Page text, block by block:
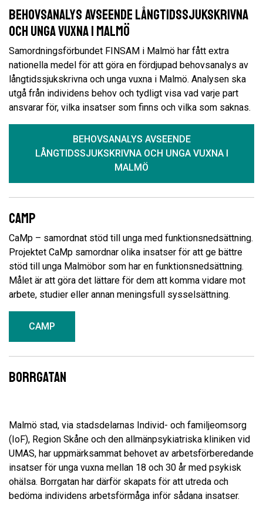
Behovsanalys avseende långtidssjukskrivna
och unga vuxna i Malmö
Samordningsförbundet FINSAM i Malmö har fått extra
nationella medel för att göra en fördjupad behovsanalys av
långtidssjukskrivna och unga vuxna i Malmö. Analysen ska
utgå från individens behov och tydligt visa vad varje part
ansvarar för, vilka insatser som finns och vilka som saknas.
BEHOVSANALYS AVSEENDE
LÅNGTIDSSJUKSKRIVNA OCH UNGA VUXNA I
MALMÖ
Camp
CaMp – samordnat stöd till unga med funktionsnedsättning.
Projektet CaMp samordnar olika insatser för att ge bättre
stöd till unga Malmöbor som har en funktionsnedsättning.
Målet är att göra det lättare för dem att komma vidare mot
arbete, studier eller annan meningsfull sysselsättning.
CAMP
Borrgatan
Malmö stad, via stadsdelarnas Individ- och familjeomsorg
(IoF), Region Skåne och den allmänpsykiatriska kliniken vid
UMAS, har uppmärksammat behovet av arbetsförberedande
insatser för unga vuxna mellan 18 och 30 år med psykisk
ohälsa. Borrgatan har därför skapats för att utreda och
bedöma individens arbetsförmåga inför sådana insatser.